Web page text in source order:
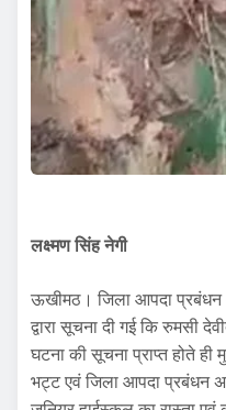
लक्ष्मण सिंह नेगी
ऊखीमठ। जिला आपदा प्रबंधन
द्वारा सूचना दी गई कि रुमसी
घटना की सूचना प्राप्त होते
भट्ट एवं जिला आपदा प्रबंधन